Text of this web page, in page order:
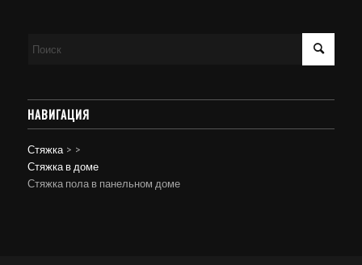
НАВИГАЦИЯ
Стяжка>
Стяжка в доме
>
Стяжка пола в панельном доме